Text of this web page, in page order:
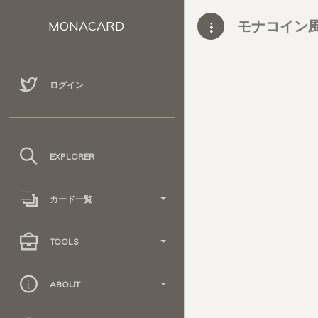
MONACARD
ログイン
EXPLORER
カード一覧
TOOLS
ABOUT
モナコイン